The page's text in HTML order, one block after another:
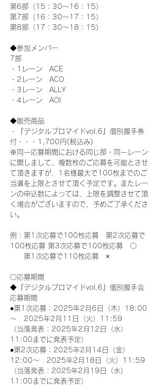
第6部（15：30～16：15）
第7部（16：30～17：15）
第8部（17：30～18：15）
◆参加メンバー
7部
・1レーン　ACE
・2レーン　ACO
・3レーン　ALLY
・4レーン　AOI
◆販売商品
・『デジタルブロマイドvol.6』個別握手券
付・・・1,700円(税込み)
※同一応募期間における同じ部・同一レーン
に関しまして、複数枚のご応募を可能とさせ
て頂きますが、1名様最大で100枚までのご
当選を上限とさせて頂く予定です。またレー
ンの申込数によっては、上限を調整させて頂
く場合がございますので、予めご了承くださ
い。
例：第1次応募で100枚応募　第2次応募で
100枚応募 第3次応募で100枚応募　〇
第1次応募で110枚応募　×
〇応募期間
◆『デジタルブロマイドvol.6』個別握手会
応募期間
●第1次応募：2025年2月6日（木）18:00
～　2025年2月11日（火）11:59
（当落発表：2025年2月12日（水）
11:00までに発表予定）
●第2次応募：2025年2月14日（金）
12:00～　2025年2月18日（火）11:59
（当落発表：2025年2月19日（水）
11:00までに発表予定）